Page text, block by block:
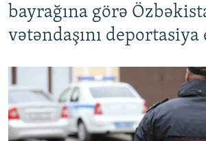
bayrağına görə
vətəndaşını